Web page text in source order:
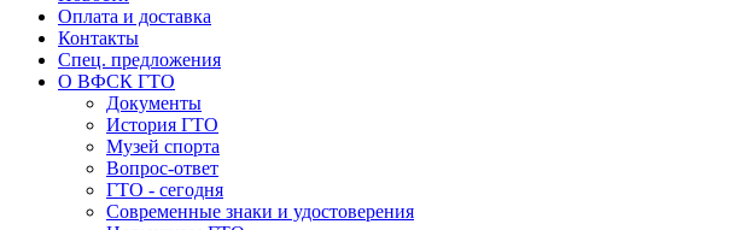
Оплата и доставка
Контакты
Спец. предложения
О ВФСК ГТО
Документы
История ГТО
Музей спорта
Вопрос-ответ
ГТО - сегодня
Современные знаки и удостоверения